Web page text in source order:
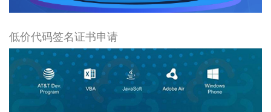
低价代码签名证书申请